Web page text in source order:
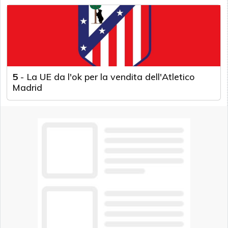
5 - La UE da l'ok per la vendita dell'Atletico
Madrid